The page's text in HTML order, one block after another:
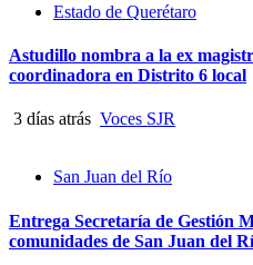
Estado de Querétaro
Astudillo nombra a la ex
coordinadora en Distrito 6 local
3 días atrás Voces SJR
San Juan del Río
Entrega Secretaría de Gestión
comunidades de San Juan del